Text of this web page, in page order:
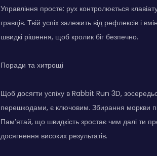
Управління просте: рух контролюється
гравців. Твій успіх залежить від рефлексів і
швидкі рішення, щоб кролик біг безпечно.
Поради та хитрощі
Щоб досягти успіху в Rabbit Run 3D,
перешкодами, є ключовим. Збирання моркви
Пам’ятай, що швидкість зростає чим далі ти
досягнення високих результатів.